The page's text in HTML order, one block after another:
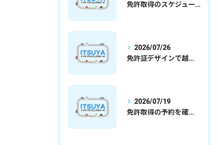
免許取得のスケジュールを徹底解説学生社会人の通学合宿別プランで最短取得のコツ
2026/07/26
免許証デザインで越谷市愛を表現する埼玉県さいたま市越谷市の免許取得完全ガイド
2026/07/19
免許取得の予約を確実に取るための最新ガイドと一発試験合格の実践法